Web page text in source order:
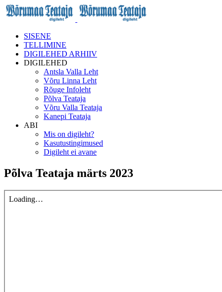
SISENE
TELLIMINE
DIGILEHED ARHIIV
DIGILEHED
Antsla Valla Leht
Võru Linna Leht
Rõuge Infoleht
Põlva Teataja
Võru Valla Teataja
Kanepi Teataja
ABI
Mis on digileht?
Kasutustingimused
Digileht ei avane
Põlva Teataja märts 2023